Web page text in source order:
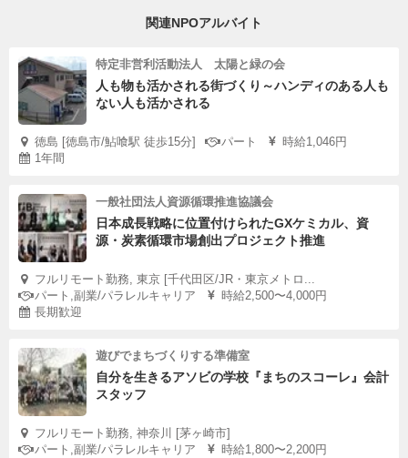
関連NPOアルバイト
特定非営利活動法人 太陽と緑の会
人も物も活かされる街づくり～ハンディのある人も
ない人も活かされる
徳島 [徳島市/鮎喰駅 徒歩15分] パート
時給1,046円
1年間
一般社団法人資源循環推進協議会
日本成長戦略に位置付けられたGXケミカル、資
源・炭素循環市場創出プロジェクト推進
フルリモート勤務, 東京 [千代田区/JR・東京メトロ...
パート,副業/パラレルキャリア
時給2,500〜4,000円
長期歓迎
遊びでまちづくりする準備室
自分を生きるアソビの学校『まちのスコーレ』会計
スタッフ
フルリモート勤務, 神奈川 [茅ヶ崎市]
パート,副業/パラレルキャリア
時給1,800〜2,200円